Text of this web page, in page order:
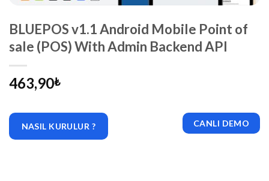
BLUEPOS v1.1 Android Mobile Point of
sale (POS) With Admin Backend API
463,90₺
NASIL KURULUR ? CANLI DEMO